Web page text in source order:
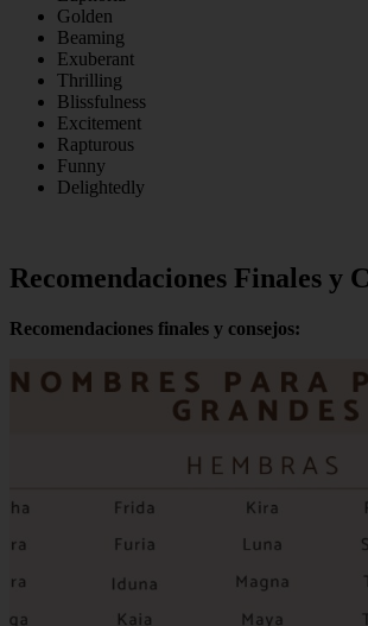
Golden
Beaming
Exuberant
Thrilling
Blissfulness
Excitement
Rapturous
Funny
Delightedly
Recomendaciones Finales y
Recomendaciones finales y consejos: